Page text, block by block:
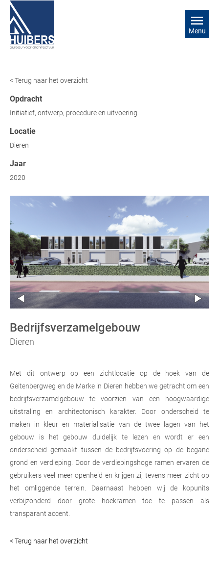
Menu
< Terug naar het overzicht
Opdracht
Initiatief, ontwerp, procedure en uitvoering
Locatie
Dieren
Jaar
2020
Bedrijfsverzamelgebouw
Dieren
Met dit ontwerp op een zichtlocatie op de hoek van de
Geitenbergweg en de Marke in Dieren hebben we getracht om een
bedrijfsverzamelgebouw te voorzien van een hoogwaardige
uitstraling en architectonisch karakter. Door onderscheid te
maken in kleur en materialisatie van de twee lagen van het
gebouw is het gebouw duidelijk te lezen en wordt er een
onderscheid gemaakt tussen de bedrijfsvoering op de begane
grond en verdieping. Door de verdiepingshoge ramen ervaren de
gebruikers veel meer openheid en krijgen zij tevens meer zicht op
het omliggende terrein. Daarnaast hebben wij de kopunits
verbijzonderd door grote hoekramen toe te passen als
transparant accent.
< Terug naar het overzicht